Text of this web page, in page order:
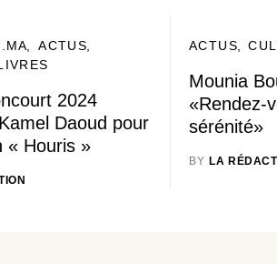
ACTUS
2024
Daoud pour
« Houris »
ACTUS
Mounia
«Rendez-
sérénité»
BY LA